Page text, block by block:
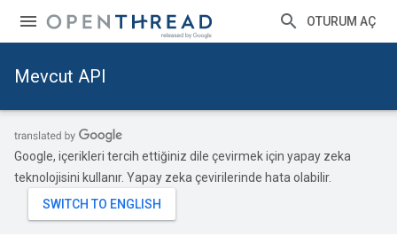
OTURUM AÇ
Mevcut API
Google, içerikleri tercih ettiğiniz dile çevirmek için yapay zeka
teknolojisini kullanır. Yapay zeka çevirilerinde hata olabilir.